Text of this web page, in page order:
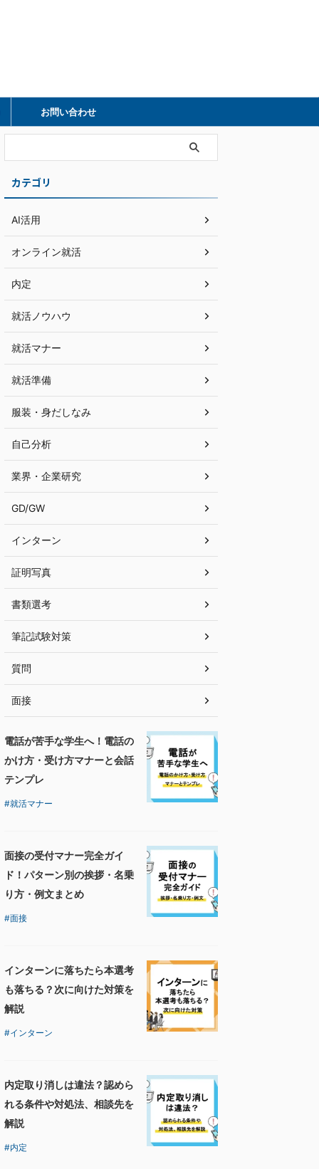
お問い合わせ
カテゴリ
AI活用
オンライン就活
内定
就活ノウハウ
就活マナー
就活準備
服装・身だしなみ
自己分析
業界・企業研究
GD/GW
インターン
証明写真
書類選考
筆記試験対策
質問
面接
電話が苦手な学生へ！電話の
かけ方・受け方マナーと会話
テンプレ
就活マナー
面接の受付マナー完全ガイ
ド！パターン別の挨拶・名乗
り方・例文まとめ
面接
インターンに落ちたら本選考
も落ちる？次に向けた対策を
解説
インターン
内定取り消しは違法？認めら
れる条件や対処法、相談先を
解説
内定